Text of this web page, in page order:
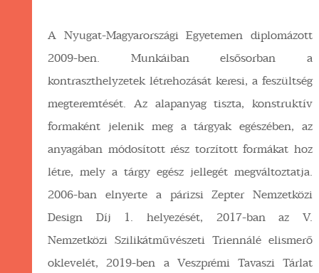
A Nyugat-Magyarországi Egyetemen diplomázott
2009-ben. Munkáiban elsősorban a
kontraszthelyzetek létrehozását keresi, a feszültség
megteremtését. Az alapanyag tiszta, konstruktív
formaként jelenik meg a tárgyak egészében, az
anyagában módosított rész torzított formákat hoz
létre, mely a tárgy egész jellegét megváltoztatja.
2006-ban elnyerte a párizsi Zepter Nemzetközi
Design Díj 1. helyezését, 2017-ban az V.
Nemzetközi Szilikátművészeti Triennálé elismerő
oklevelét, 2019-ben a Veszprémi Tavaszi Tárlat